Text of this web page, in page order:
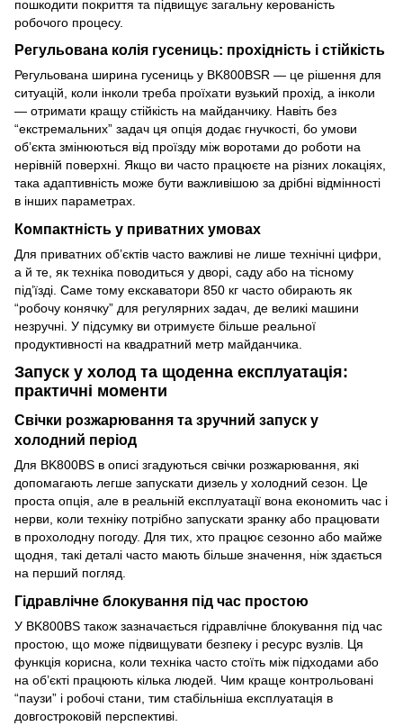
пошкодити покриття та підвищує загальну керованість
робочого процесу.
Регульована колія гусениць: прохідність і стійкість
Регульована ширина гусениць у BK800BSR — це рішення для
ситуацій, коли інколи треба проїхати вузький прохід, а інколи
— отримати кращу стійкість на майданчику. Навіть без
“екстремальних” задач ця опція додає гнучкості, бо умови
об’єкта змінюються від проїзду між воротами до роботи на
нерівній поверхні. Якщо ви часто працюєте на різних локаціях,
така адаптивність може бути важливішою за дрібні відмінності
в інших параметрах.
Компактність у приватних умовах
Для приватних об’єктів часто важливі не лише технічні цифри,
а й те, як техніка поводиться у дворі, саду або на тісному
під’їзді. Саме тому екскаватори 850 кг часто обирають як
“робочу конячку” для регулярних задач, де великі машини
незручні. У підсумку ви отримуєте більше реальної
продуктивності на квадратний метр майданчика.
Запуск у холод та щоденна експлуатація:
практичні моменти
Свічки розжарювання та зручний запуск у
холодний період
Для BK800BS в описі згадуються свічки розжарювання, які
допомагають легше запускати дизель у холодний сезон. Це
проста опція, але в реальній експлуатації вона економить час і
нерви, коли техніку потрібно запускати зранку або працювати
в прохолодну погоду. Для тих, хто працює сезонно або майже
щодня, такі деталі часто мають більше значення, ніж здається
на перший погляд.
Гідравлічне блокування під час простою
У BK800BS також зазначається гідравлічне блокування під час
простою, що може підвищувати безпеку і ресурс вузлів. Ця
функція корисна, коли техніка часто стоїть між підходами або
на об’єкті працюють кілька людей. Чим краще контрольовані
“паузи” і робочі стани, тим стабільніша експлуатація в
довгостроковій перспективі.